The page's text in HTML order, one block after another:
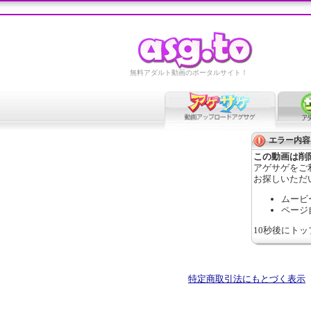
無料アダルト動画のポータルサイト！
エラー内容
この動画は削
アゲサゲをご
お探しいただ
ムービ
ページ
10秒後にト
特定商取引法にもとづく表示